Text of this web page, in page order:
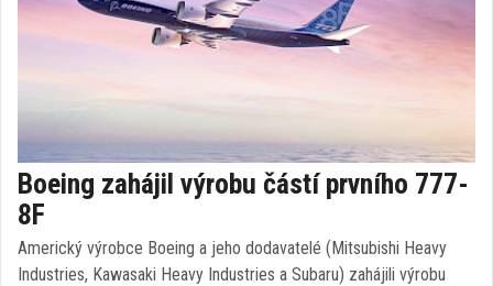
Boeing zahájil výrobu částí prvního 777-
8F
Americký výrobce Boeing a jeho dodavatelé (Mitsubishi Heavy
Industries, Kawasaki Heavy Industries a Subaru) zahájili výrobu